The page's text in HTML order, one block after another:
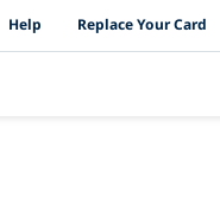
Replace Your Card
Help